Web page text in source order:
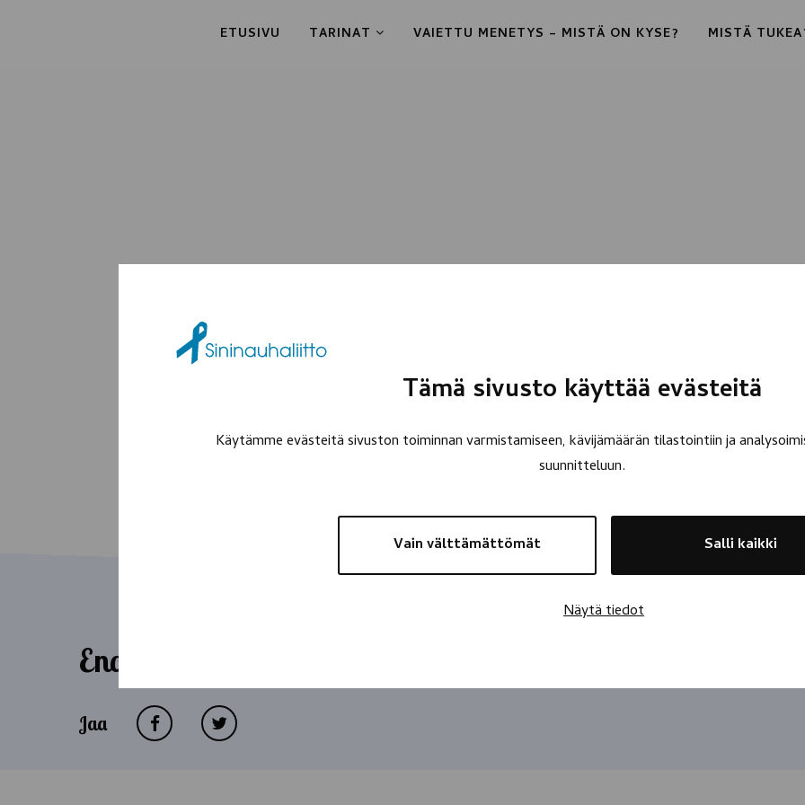
Tämä sivusto käyttää evästeitä
Käytämme evästeitä sivuston toiminnan varmistamiseen, kävijämäärän tilastointiin ja
suunnitteluun.
Vain välttämättömät Salli kaikki
Näytä tiedot
ETUSIVU TARINAT VAIETTU MENETYS – MISTÄ ON KYSE? MISTÄ
Eno
Jaa